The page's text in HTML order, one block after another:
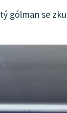
gólman se